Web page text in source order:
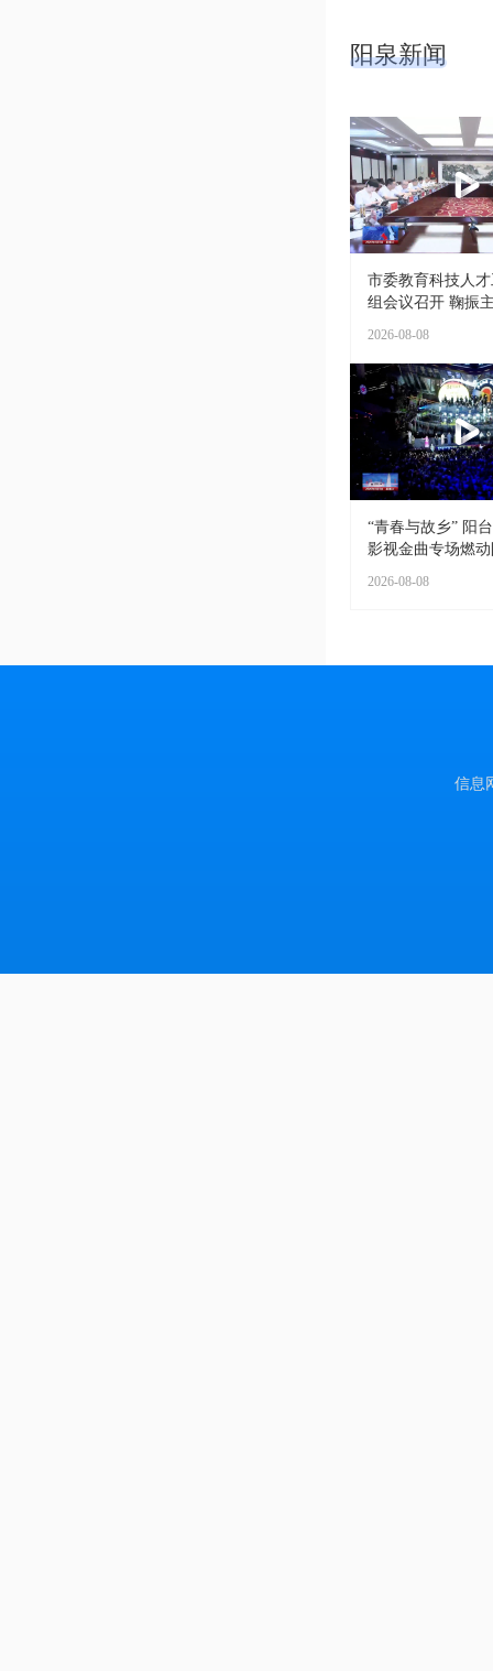
阳泉新闻
市委教育科技人
组会议召开 鞠振
2026-08-08
“青春与故乡” 阳
影视金曲专场燃
2026-08-08
信息